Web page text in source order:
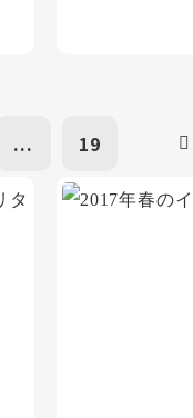
... 19